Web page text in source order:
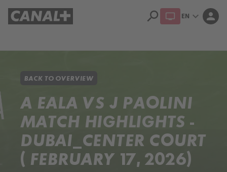
search EN expand_more person
BACK TO OVERVIEW
A EALA VS J PAOLINI
MATCH HIGHLIGHTS -
DUBAI_CENTER COURT
( FEBRUARY 17, 2026)